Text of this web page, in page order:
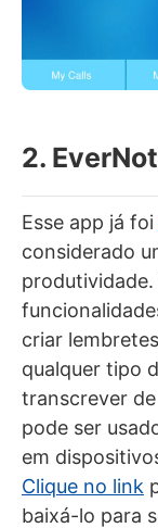
2.
Esse app já foi
considerado
produtividade.
criar
qualquer tipo
transcrever
pode ser
em
Clique no link
baixá-lo para